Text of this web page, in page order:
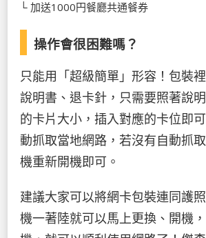
└ 加送1000円餐廳共通餐券
操作會很困難嗎？
只能用「超級簡單」形容！包裝
說明書、退卡針，只需要照著說
的卡片大小，插入對應的卡位即
動抓取當地網路，若沒有自動抓
機重新開機即可。
建議大家可以將網卡包裝連同護
機一著陸就可以馬上更換、開機